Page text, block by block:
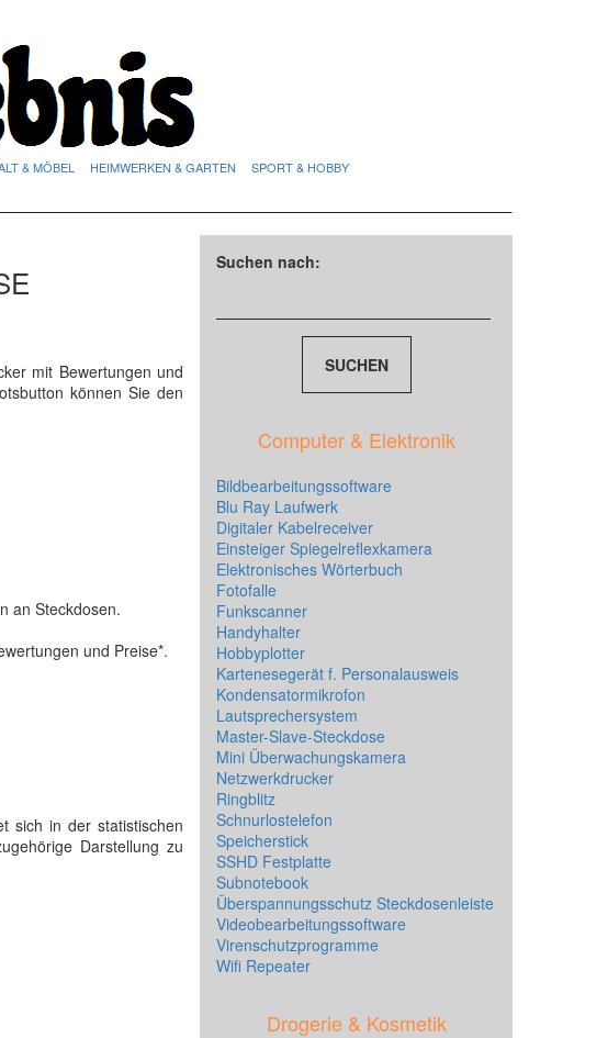
& MÖBEL HEIMWERKEN & GARTEN SPORT & HOBBY
mit Bewertungen und
können Sie den
an Steckdosen.
und Preise*.
sich in der statistischen
Darstellung zu
Suchen nach:
Computer & Elektronik
Bildbearbeitungssoftware
Blu Ray Laufwerk
Digitaler Kabelreceiver
Einsteiger Spiegelreflexkamera
Elektronisches Wörterbuch
Fotofalle
Funkscanner
Handyhalter
Hobbyplotter
Kartenesegerät f. Personalausweis
Kondensatormikrofon
Lautsprechersystem
Master-Slave-Steckdose
Mini Überwachungskamera
Netzwerkdrucker
Ringblitz
Schnurlostelefon
Speicherstick
SSHD Festplatte
Subnotebook
Überspannungsschutz Steckdosenleiste
Videobearbeitungssoftware
Virenschutzprogramme
Wifi Repeater
Drogerie & Kosmetik